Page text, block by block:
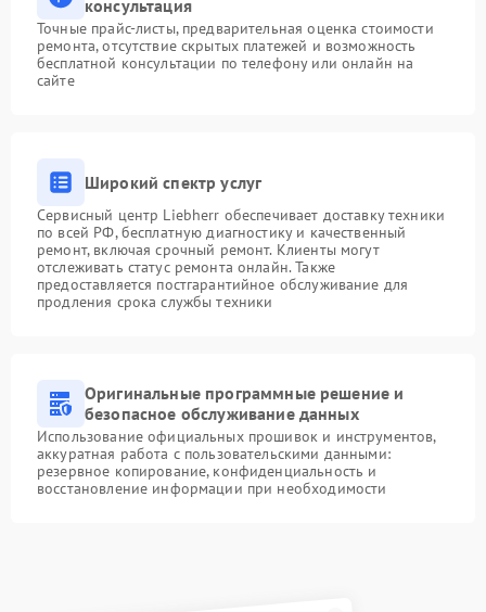
консультация
Точные прайс-листы, предварительная оценка стоимости
ремонта, отсутствие скрытых платежей и возможность
бесплатной консультации по телефону или онлайн на
сайте
Широкий спектр услуг
Сервисный центр Liebherr обеспечивает доставку техники
по всей РФ, бесплатную диагностику и качественный
ремонт, включая срочный ремонт. Клиенты могут
отслеживать статус ремонта онлайн. Также
предоставляется постгарантийное обслуживание для
продления срока службы техники
Оригинальные программные решение и
безопасное обслуживание данных
Использование официальных прошивок и инструментов,
аккуратная работа с пользовательскими данными:
резервное копирование, конфиденциальность и
восстановление информации при необходимости